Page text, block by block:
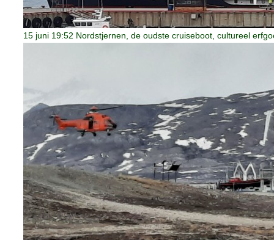
15 juni 19:52 Nordstjernen, de oudste cruiseboot, cultureel